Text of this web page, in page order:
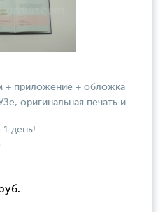
+ приложение + обложка
оригинальная печать и
1 день!